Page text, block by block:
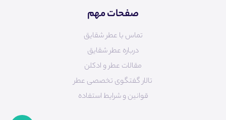
صفحات مهم
تماس با عطر شقایق
درباره عطر شقایق
مقالات عطر و ادکلن
تالار گفتگوی تخصصی عطر
قوانین و شرایط استفاده